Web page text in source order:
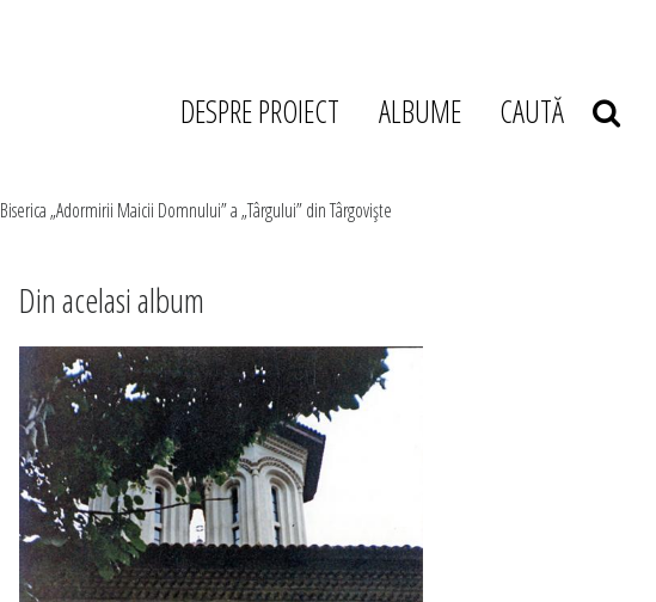
DESPRE PROIECT ALBUME CAUTĂ
Biserica „Adormirii Maicii Domnului” a „Târgului” din Târgovişte
Din acelasi album